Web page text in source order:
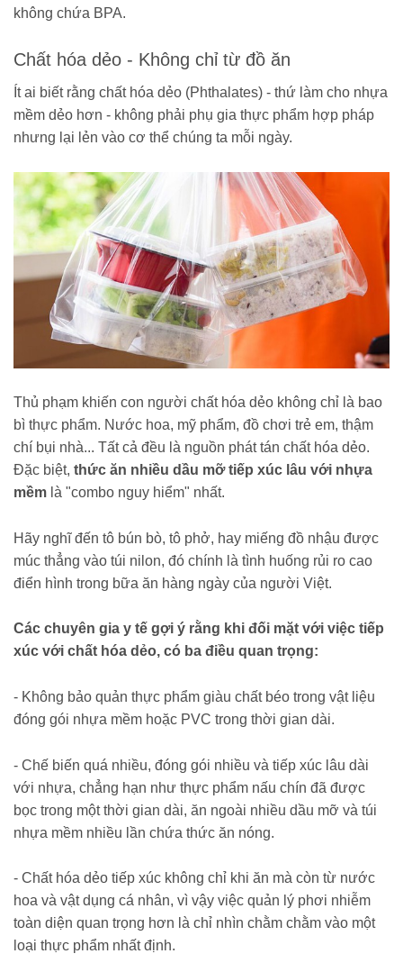
không chứa BPA.
Chất hóa dẻo - Không chỉ từ đồ ăn
Ít ai biết rằng chất hóa dẻo (Phthalates) - thứ làm cho nhựa
mềm dẻo hơn - không phải phụ gia thực phẩm hợp pháp
nhưng lại lẻn vào cơ thể chúng ta mỗi ngày.
Thủ phạm khiến con người chất hóa dẻo không chỉ là bao
bì thực phẩm. Nước hoa, mỹ phẩm, đồ chơi trẻ em, thậm
chí bụi nhà... Tất cả đều là nguồn phát tán chất hóa dẻo.
Đặc biệt, thức ăn nhiều dầu mỡ tiếp xúc lâu với nhựa
mềm là "combo nguy hiểm" nhất.
Hãy nghĩ đến tô bún bò, tô phở, hay miếng đồ nhậu được
múc thẳng vào túi nilon, đó chính là tình huống rủi ro cao
điển hình trong bữa ăn hàng ngày của người Việt.
Các chuyên gia y tế gợi ý rằng khi đối mặt với việc tiếp
xúc với chất hóa dẻo, có ba điều quan trọng:
- Không bảo quản thực phẩm giàu chất béo trong vật liệu
đóng gói nhựa mềm hoặc PVC trong thời gian dài.
- Chế biến quá nhiều, đóng gói nhiều và tiếp xúc lâu dài
với nhựa, chẳng hạn như thực phẩm nấu chín đã được
bọc trong một thời gian dài, ăn ngoài nhiều dầu mỡ và túi
nhựa mềm nhiều lần chứa thức ăn nóng.
- Chất hóa dẻo tiếp xúc không chỉ khi ăn mà còn từ nước
hoa và vật dụng cá nhân, vì vậy việc quản lý phơi nhiễm
toàn diện quan trọng hơn là chỉ nhìn chằm chằm vào một
loại thực phẩm nhất định.